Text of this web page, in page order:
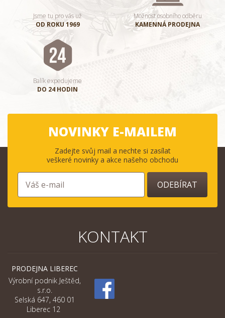
Jsme tu pro vás už
OD ROKU 1969
Možnost osobního odběru
KAMENNÁ PRODEJNA
Balík expedujeme
DO 24 HODIN
NOVINKY E-MAILEM
Zadejte svůj mail a nechte si zasílat
veškeré novinky a akce našeho obchodu
ODEBÍRAT
KONTAKT
PRODEJNA LIBEREC
Výrobní podnik Ještěd,
s.r.o.
Selská 647, 460 01
Liberec 12